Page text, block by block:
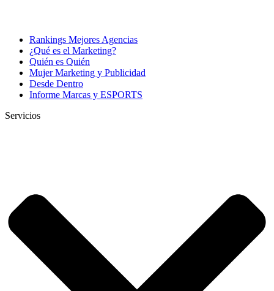
Rankings Mejores Agencias
¿Qué es el Marketing?
Quién es Quién
Mujer Marketing y Publicidad
Desde Dentro
Informe Marcas y ESPORTS
Servicios